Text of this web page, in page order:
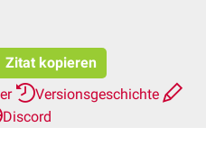
Zitat kopieren
Versionsgeschichte
Discord